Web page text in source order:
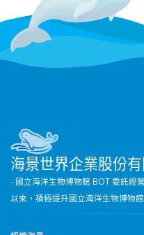
海景世界企業股份
- 國立海洋生物博物館 BOT 委託經
以來，積極提升國立海洋生物博物